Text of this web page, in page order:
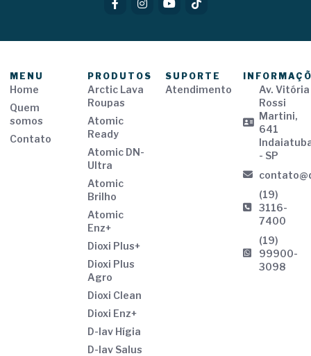
MENU
Home
Quem
somos
Contato
PRODUTOS
Arctic Lava
Roupas
Atomic
Ready
Atomic DN-
Ultra
Atomic
Brilho
Atomic
Enz+
Dioxi Plus+
Dioxi Plus
Agro
Dioxi Clean
Dioxi Enz+
D-lav Hígia
D-lav Salus
SUPORTE
Atendimento
Av. Vitória
Rossi
Martini,
641
- SP
(19)
3116-
7400
(19)
99900-
3098